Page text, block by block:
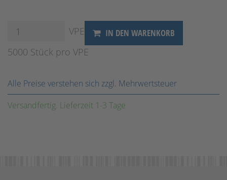
VPE IN DEN WARENKORB
5000 Stück pro VPE
Alle Preise verstehen sich zzgl. Mehrwertsteuer
Versandfertig. Lieferzeit 1-3 Tage